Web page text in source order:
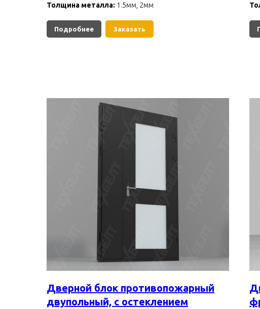
Толщина металла: 1.5мм, 2мм
Подробнее Заказать
Дверной блок противопожарный
двупольный, с остеклением